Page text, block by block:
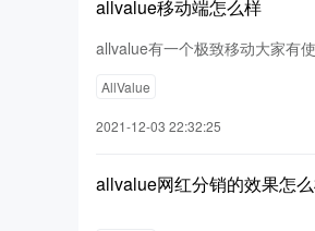
allvalue移动端怎么样
allvalue有一个极致移动大家有
AllValue
2021-12-03 22:32:25
allvalue网红分销的效果怎